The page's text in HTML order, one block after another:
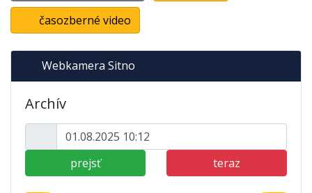
časozberné video
Webkamera Sitno
Archív
prejsť teraz